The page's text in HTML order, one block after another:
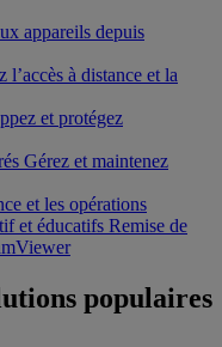
appareils depuis
l’accès à distance et la
et protégez
Gérez et maintenez
et les opérations
et éducatifs Remise de
populaires